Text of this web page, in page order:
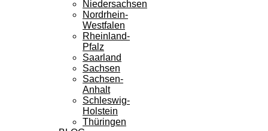
Niedersachsen
Nordrhein-
Westfalen
Rheinland-
Pfalz
Saarland
Sachsen
Sachsen-
Anhalt
Schleswig-
Holstein
Thüringen